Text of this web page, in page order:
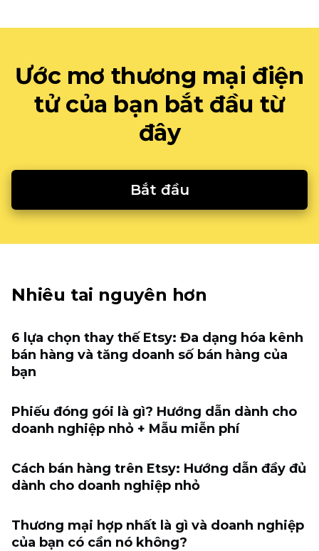
Ước mơ thương mại điện
tử của bạn bắt đầu từ
đây
Bắt đầu
Nhiêu tai nguyên hơn
6 lựa chọn thay thế Etsy: Đa dạng hóa kênh
bán hàng và tăng doanh số bán hàng của
bạn
Phiếu đóng gói là gì? Hướng dẫn dành cho
doanh nghiệp nhỏ + Mẫu miễn phí
Cách bán hàng trên Etsy: Hướng dẫn đầy đủ
dành cho doanh nghiệp nhỏ
Thương mại hợp nhất là gì và doanh nghiệp
của bạn có cần nó không?